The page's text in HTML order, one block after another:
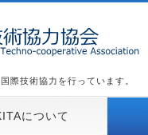
際技術協力を行っています。
について